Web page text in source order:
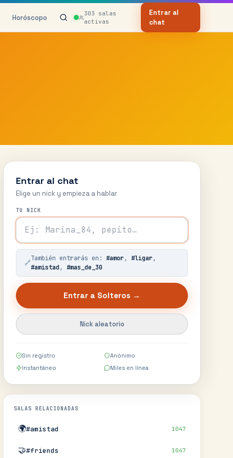
Horóscopo 303 salas
activas
Entrar al
chat
Entrar al chat
Elige un nick y empieza a hablar
TU NICK
🔗
También entrarás en: #amor, #ligar,
#amistad, #mas_de_30
Entrar a Solteros →
Nick aleatorio
Sin registro
Anónimo
Instantáneo
Miles en línea
SALAS RELACIONADAS
🌍#amistad 1047
🤝#friends 1047